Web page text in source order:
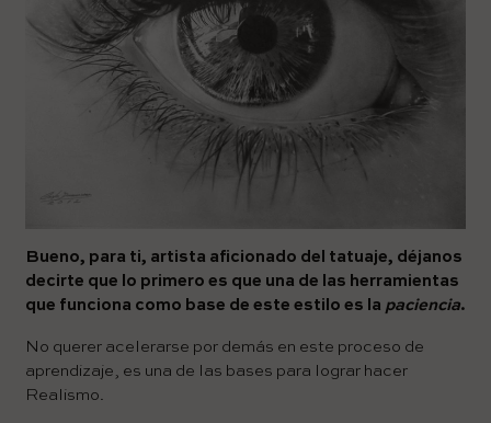
Bueno, para ti, artista aficionado del tatuaje, déjanos
decirte que lo primero es que una de las herramientas
que funciona como base de este estilo es la paciencia.
No querer acelerarse por demás en este proceso de
aprendizaje, es una de las bases para lograr hacer
Realismo.